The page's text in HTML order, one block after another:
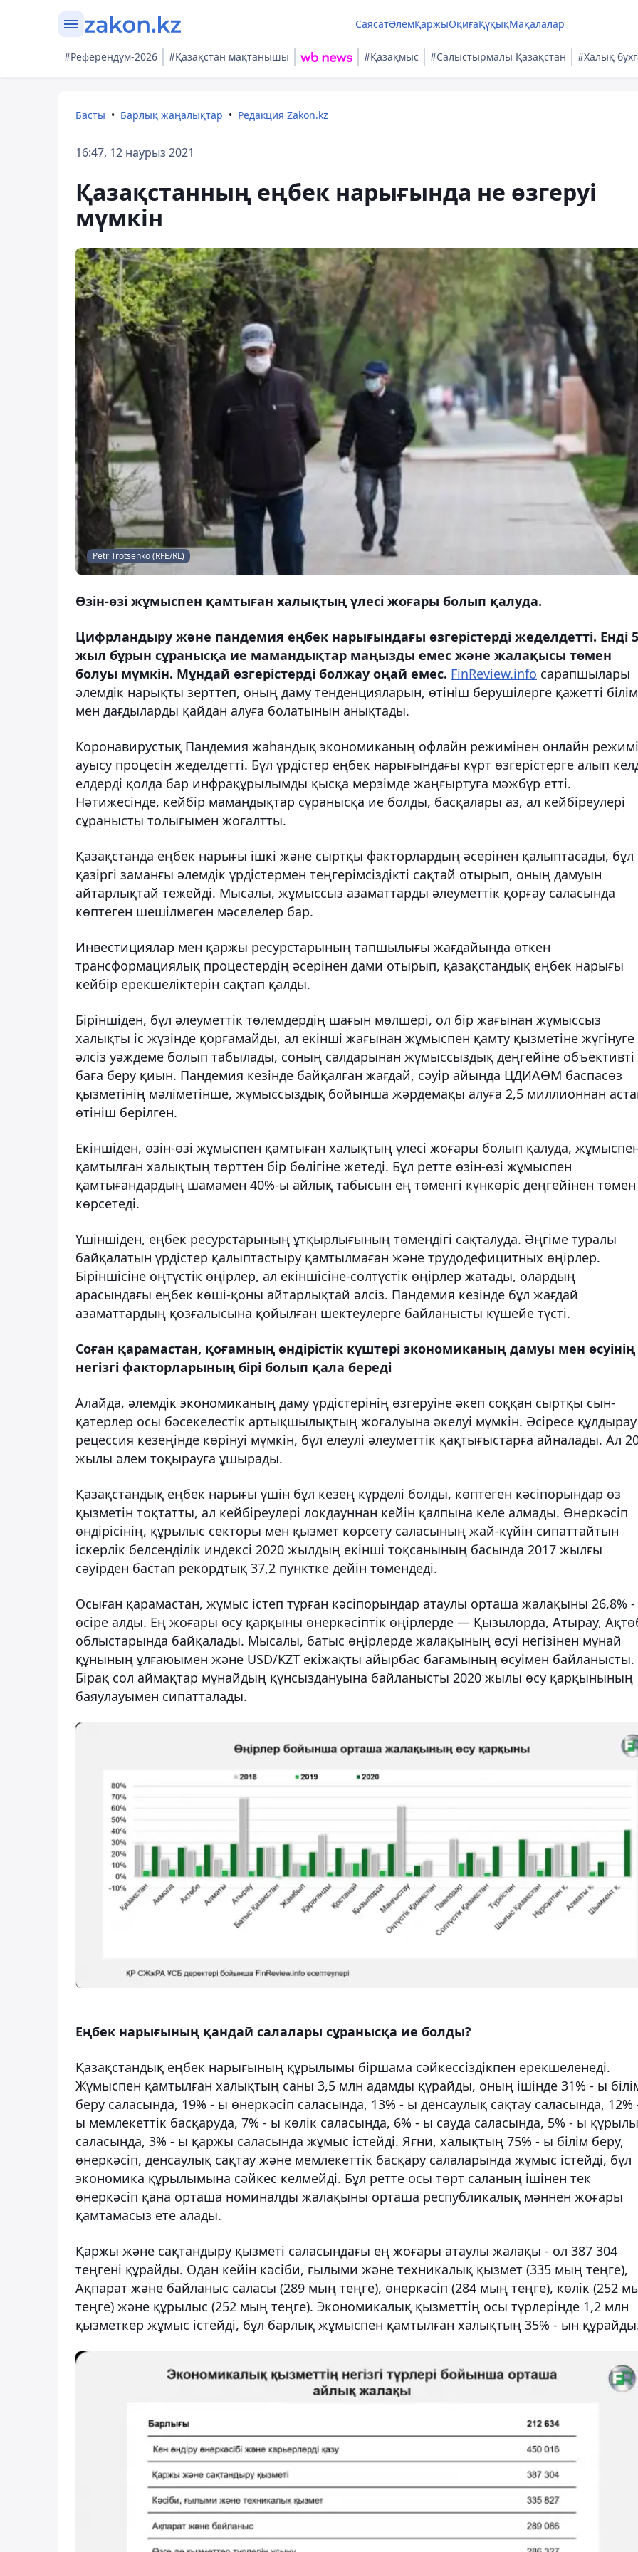
СаясатӘлемҚаржыОқиғаҚұқықМақалалар
#Референдум-2026 #Қазақстан мақтанышы #Қазақмыс #Салыстырмалы Қазақстан #Халық
Басты Барлық жаңалықтар Редакция Zakon.kz
16:47, 12 наурыз 2021
Қазақстанның еңбек нарығында не өзгеруі
мүмкін
Petr Trotsenko (RFE/RL)
Өзін-өзі жұмыспен қамтыған халықтың үлесі жоғары болып қалуда.
Цифрландыру және пандемия еңбек нарығындағы өзгерістерді жеделдетті. Енді 5
жыл бұрын сұранысқа ие мамандықтар маңызды емес және жалақысы төмен
болуы мүмкін. Мұндай өзгерістерді болжау оңай емес. FinReview.info сарапшылары
әлемдік нарықты зерттеп, оның даму тенденцияларын, өтініш берушілерге қажетті білім
мен дағдыларды қайдан алуға болатынын анықтады.
Коронавирустық Пандемия жаһандық экономиканың офлайн режимінен онлайн
ауысу процесін жеделдетті. Бұл үрдістер еңбек нарығындағы күрт өзгерістерге алып
елдерді қолда бар инфрақұрылымды қысқа мерзімде жаңғыртуға мәжбүр етті.
Нәтижесінде, кейбір мамандықтар сұранысқа ие болды, басқалары аз, ал кейбіреулері
сұранысты толығымен жоғалтты.
Қазақстанда еңбек нарығы ішкі және сыртқы факторлардың әсерінен қалыптасады, бұл
қазіргі заманғы әлемдік үрдістермен теңгерімсіздікті сақтай отырып, оның дамуын
айтарлықтай тежейді. Мысалы, жұмыссыз азаматтарды әлеуметтік қорғау саласында
көптеген шешілмеген мәселелер бар.
Инвестициялар мен қаржы ресурстарының тапшылығы жағдайында өткен
трансформациялық процестердің әсерінен дами отырып, қазақстандық еңбек нарығы
кейбір ерекшеліктерін сақтап қалды.
Біріншіден, бұл әлеуметтік төлемдердің шағын мөлшері, ол бір жағынан жұмыссыз
халықты іс жүзінде қорғамайды, ал екінші жағынан жұмыспен қамту қызметіне жүгінуге
әлсіз уәждеме болып табылады, соның салдарынан жұмыссыздық деңгейіне объективті
баға беру қиын. Пандемия кезінде байқалған жағдай, сәуір айында ЦДИАӨМ баспасөз
қызметінің мәліметінше, жұмыссыздық бойынша жәрдемақы алуға 2,5 миллионнан
өтініш берілген.
Екіншіден, өзін-өзі жұмыспен қамтыған халықтың үлесі жоғары болып қалуда,
қамтылған халықтың төрттен бір бөлігіне жетеді. Бұл ретте өзін-өзі жұмыспен
қамтығандардың шамамен 40%-ы айлық табысын ең төменгі күнкөріс деңгейінен төмен
көрсетеді.
Үшіншіден, еңбек ресурстарының ұтқырлығының төмендігі сақталуда. Әңгіме туралы
байқалатын үрдістер қалыптастыру қамтылмаған және трудодефицитных өңірлер.
Біріншісіне оңтүстік өңірлер, ал екіншісіне-солтүстік өңірлер жатады, олардың
арасындағы еңбек көші-қоны айтарлықтай әлсіз. Пандемия кезінде бұл жағдай
азаматтардың қозғалысына қойылған шектеулерге байланысты күшейе түсті.
Соған қарамастан, қоғамның өндірістік күштері экономиканың дамуы мен өсуінің
негізгі факторларының бірі болып қала береді
Алайда, әлемдік экономиканың даму үрдістерінің өзгеруіне әкеп соққан сыртқы сын-
қатерлер осы бәсекелестік артықшылықтың жоғалуына әкелуі мүмкін. Әсіресе құлдырау
рецессия кезеңінде көрінуі мүмкін, бұл елеулі әлеуметтік қақтығыстарға айналады. Ал
жылы әлем тоқырауға ұшырады.
Қазақстандық еңбек нарығы үшін бұл кезең күрделі болды, көптеген кәсіпорындар өз
қызметін тоқтатты, ал кейбіреулері локдауннан кейін қалпына келе алмады. Өнеркәсіп
өндірісінің, құрылыс секторы мен қызмет көрсету саласының жай-күйін сипаттайтын
іскерлік белсенділік индексі 2020 жылдың екінші тоқсанының басында 2017 жылғы
сәуірден бастап рекордтық 37,2 пунктке дейін төмендеді.
Осыған қарамастан, жұмыс істеп тұрған кәсіпорындар атаулы орташа жалақыны 26,8% -
өсіре алды. Ең жоғары өсу қарқыны өнеркәсіптік өңірлерде — Қызылорда, Атырау,
облыстарында байқалады. Мысалы, батыс өңірлерде жалақының өсуі негізінен мұнай
құнының ұлғаюымен және USD/KZT екіжақты айырбас бағамының өсуімен байланысты.
Бірақ сол аймақтар мұнайдың құнсыздануына байланысты 2020 жылы өсу қарқынының
баяулауымен сипатталады.
Еңбек нарығының қандай салалары сұранысқа ие болды?
Қазақстандық еңбек нарығының құрылымы біршама сәйкессіздікпен ерекшеленеді.
Жұмыспен қамтылған халықтың саны 3,5 млн адамды құрайды, оның ішінде 31% - ы
беру саласында, 19% - ы өнеркәсіп саласында, 13% - ы денсаулық сақтау саласында, 12%
ы мемлекеттік басқаруда, 7% - ы көлік саласында, 6% - ы сауда саласында, 5% - ы
саласында, 3% - ы қаржы саласында жұмыс істейді. Яғни, халықтың 75% - ы білім беру,
өнеркәсіп, денсаулық сақтау және мемлекеттік басқару салаларында жұмыс істейді, бұл
экономика құрылымына сәйкес келмейді. Бұл ретте осы төрт саланың ішінен тек
өнеркәсіп қана орташа номиналды жалақыны орташа республикалық мәннен жоғары
қамтамасыз ете алады.
Қаржы және сақтандыру қызметі саласындағы ең жоғары атаулы жалақы - ол 387 304
теңгені құрайды. Одан кейін кәсіби, ғылыми және техникалық қызмет (335 мың теңге),
Ақпарат және байланыс саласы (289 мың теңге), өнеркәсіп (284 мың теңге), көлік (252
теңге) және құрылыс (252 мың теңге). Экономикалық қызметтің осы түрлерінде 1,2 млн
қызметкер жұмыс істейді, бұл барлық жұмыспен қамтылған халықтың 35% - ын